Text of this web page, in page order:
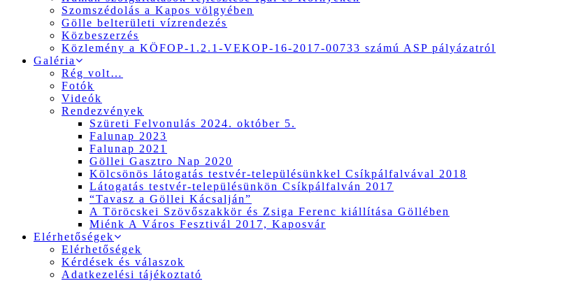
Szomszédolás a Kapos völgyében
Gölle belterületi vízrendezés
Közbeszerzés
Közlemény a KÖFOP-1.2.1-VEKOP-16-2017-00733 számú ASP pályázatról
Galéria
Rég volt…
Fotók
Videók
Rendezvények
Szüreti Felvonulás 2024. október 5.
Falunap 2023
Falunap 2021
Göllei Gasztro Nap 2020
Kölcsönös látogatás testvér-településünkkel Csíkpálfalvával 2018
Látogatás testvér-településünkön Csíkpálfalván 2017
“Tavasz a Göllei Kácsalján”
A Töröcskei Szövőszakkör és Zsiga Ferenc kiállítása Göllében
Miénk A Város Fesztivál 2017, Kaposvár
Elérhetőségek
Elérhetőségek
Kérdések és válaszok
Adatkezelési tájékoztató